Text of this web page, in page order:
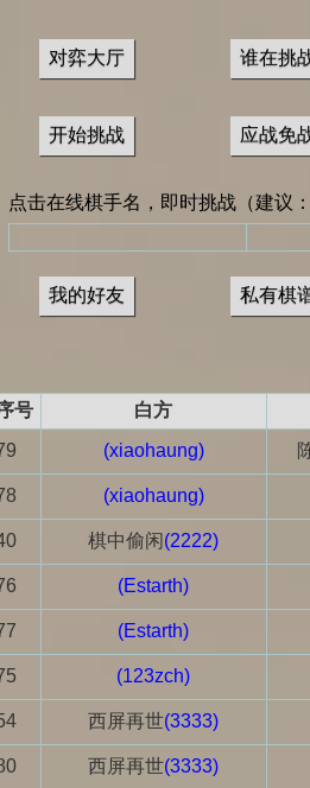
对弈大厅 谁在挑
开始挑战 应战免
点击在线棋手名，即时挑战（建议
我的好友 私有棋
号
白方
(xiaohaung)
(xiaohaung)
棋中偷闲 (2222)
(Estarth)
(Estarth)
(123zch)
西屏再世(3333)
西屏再世(3333)